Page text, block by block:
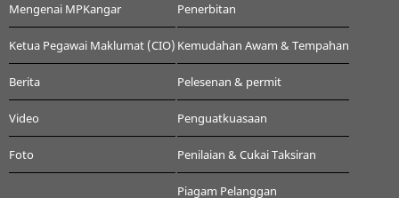
Mengenai MPKangar
Ketua Pegawai Maklumat (CIO)
Berita
Video
Foto
Penerbitan
Kemudahan Awam & Tempahan
Pelesenan & permit
Penguatkuasaan
Penilaian & Cukai Taksiran
Piagam Pelanggan